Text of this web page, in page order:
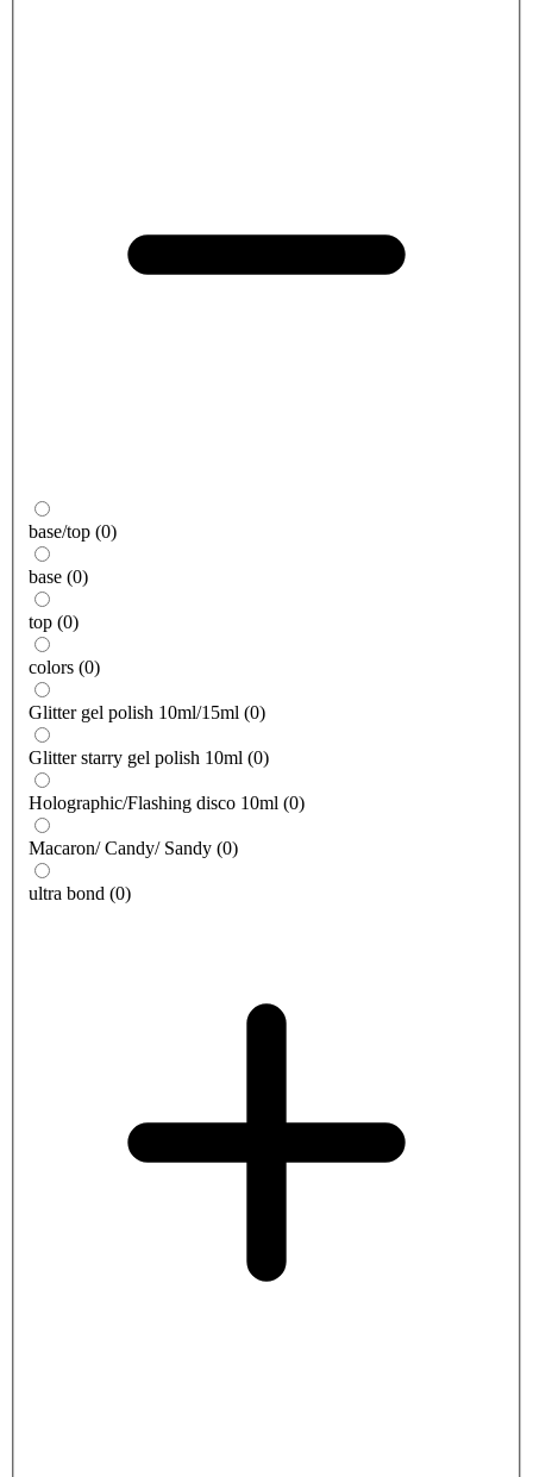
base/top (0)
base (0)
top (0)
colors (0)
Glitter gel polish 10ml/15ml (0)
Glitter starry gel polish 10ml (0)
Holographic/Flashing disco 10ml (0)
Macaron/ Candy/ Sandy (0)
ultra bond (0)